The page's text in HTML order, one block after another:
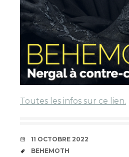
Toutes les infos sur ce lien.
DATE
11 OCTOBRE 2022
ÉTIQUETTES
BEHEMOTH